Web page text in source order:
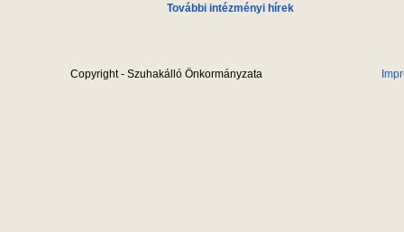
További intézményi hírek
Copyright - Szuhakálló Önkormányzata